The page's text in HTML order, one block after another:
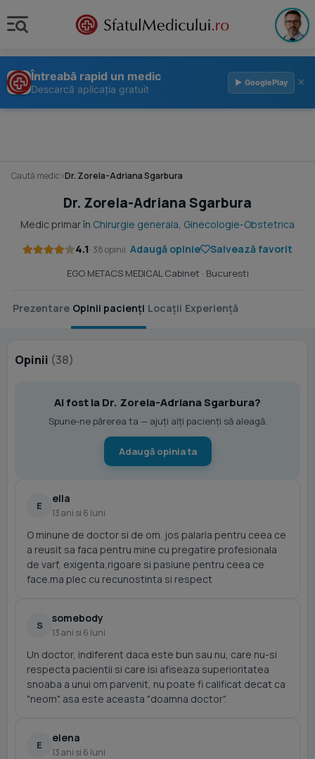
Întreabă rapid un medic
Descarcă aplicația gratuit
▶ GooglePlay ×
Caută medic›Dr. Zorela-Adriana Sgarbura
Dr. Zorela-Adriana Sgarbura
Medic primar în Chirurgie generala, Ginecologie-Obstetrica
4.1· 38 opinii Adaugă opinie Salvează favorit
EGO METACS MEDICAL Cabinet · Bucuresti
Prezentare Opinii pacienți Locații Experiență
Opinii (38)
Ai fost la Dr. Zorela-Adriana Sgarbura?
Spune-ne părerea ta — ajuți alți pacienți să aleagă.
Adaugă opinia ta
E
ella
13 ani si 6 luni
O minune de doctor si de om. jos palaria pentru ceea ce
a reusit sa faca pentru mine cu pregatire profesionala
de varf, exigenta,rigoare si pasiune pentru ceea ce
face.ma plec cu recunostinta si respect
S
somebody
13 ani si 6 luni
Un doctor, indiferent daca este bun sau nu, care nu-si
respecta pacientii si care isi afiseaza superioritatea
snoaba a unui om parvenit, nu poate fi calificat decat ca
"neom". asa este aceasta "doamna doctor".
E
elena
13 ani si 6 luni